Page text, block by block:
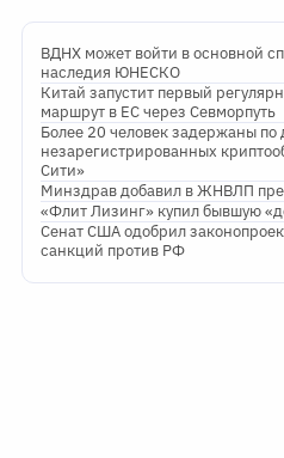
ВДНХ может войти в основной
наследия ЮНЕСКО
Китай запустит первый
маршрут в ЕС через Севморпуть
Более 20 человек задержаны по
незарегистрированных
Сити»
Минздрав добавил в ЖНВЛП
«Флит Лизинг» купил бывшую
Сенат США одобрил
санкций против РФ